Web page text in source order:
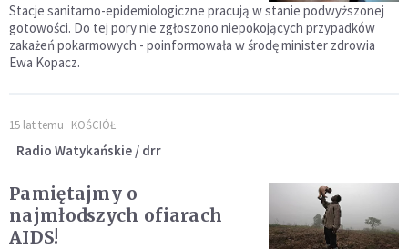
Stacje sanitarno-epidemiologiczne pracują w stanie podwyższonej
gotowości. Do tej pory nie zgłoszono niepokojących przypadków
zakażeń pokarmowych - poinformowała w środę minister zdrowia
Ewa Kopacz.
15 lat temu KOŚCIÓŁ
Radio Watykańskie / drr
Pamiętajmy o
najmłodszych ofiarach
AIDS!